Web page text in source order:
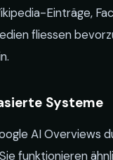
Einträge,
fliessen
Systeme
AI Overviews
funktionieren